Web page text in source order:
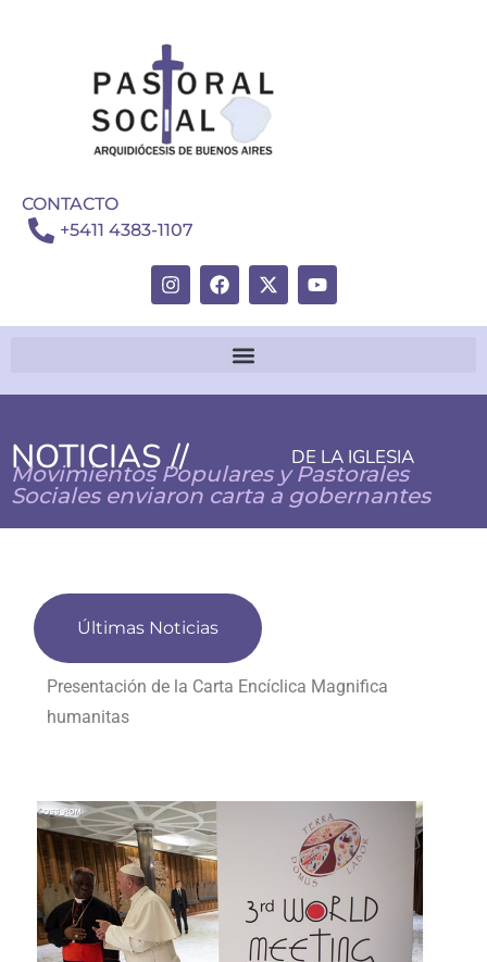
CONTACTO
+5411 4383-1107
NOTICIAS // DE LA IGLESIA
Movimientos Populares y Pastorales
Sociales enviaron carta a gobernantes
Últimas Noticias
Presentación de la Carta Encíclica Magnifica
humanitas